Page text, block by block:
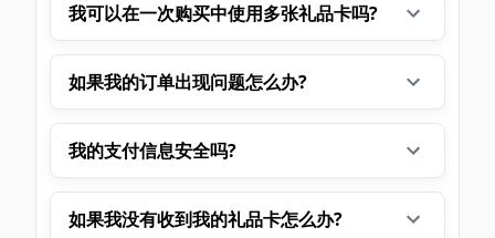
我可以在一次购买中使用多张礼品卡吗?
如果我的订单出现问题怎么办?
我的支付信息安全吗?
如果我没有收到我的礼品卡怎么办?